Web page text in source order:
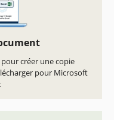
créer une copie
pour Microsoft